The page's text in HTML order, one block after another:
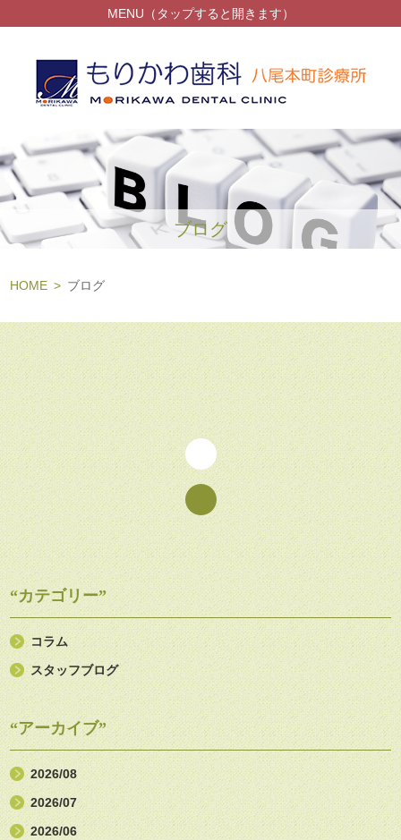
ブログ
HOME ブログ
“カテゴリー”
コラム
スタッフブログ
“アーカイブ”
2026/08
2026/07
2026/06
MENU（タップすると開きます）